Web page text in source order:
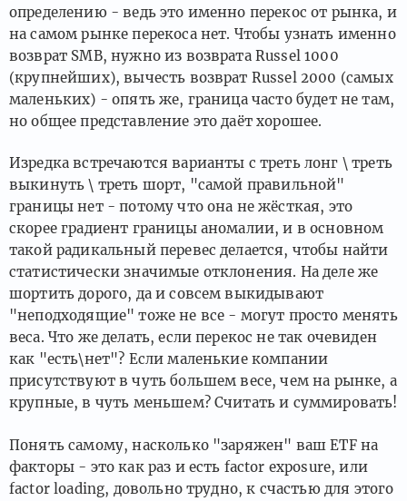
определению - ведь это именно перекос от рынка, и
на самом рынке перекоса нет. Чтобы узнать именно
возврат SMB, нужно из возврата Russel 1000
(крупнейших), вычесть возврат Russel 2000 (самых
маленьких) - опять же, граница часто будет не там,
но общее представление это даёт хорошее.
Изредка встречаются варианты с треть лонг \ треть
выкинуть \ треть шорт, "самой правильной"
границы нет - потому что она не жёсткая, это
скорее градиент границы аномалии, и в основном
такой радикальный перевес делается, чтобы найти
статистически значимые отклонения. На деле же
шортить дорого, да и совсем выкидывают
"неподходящие" тоже не все - могут просто менять
веса. Что же делать, если перекос не так очевиден
как "есть\нет"? Если маленькие компании
присутствуют в чуть большем весе, чем на рынке, а
крупные, в чуть меньшем? Считать и суммировать!
Понять самому, насколько "заряжен" ваш ETF на
факторы - это как раз и есть factor exposure, или
factor loading, довольно трудно, к счастью для этого